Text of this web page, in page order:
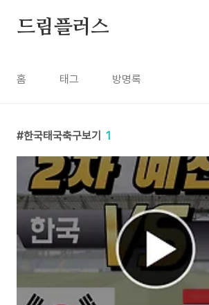
드림플러스
홈 태그 방명록
한국태국축구보기 1